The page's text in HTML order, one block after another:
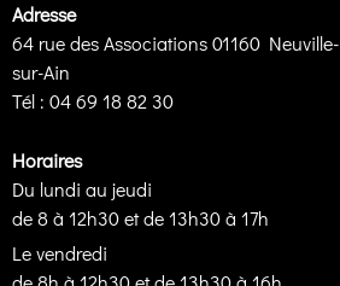
Adresse
64 rue des Associations 01160 Neuville-
sur-Ain
Tél : 04 69 18 82 30
Horaires
Du lundi au jeudi
de 8 à 12h30 et de 13h30 à 17h
Le vendredi